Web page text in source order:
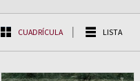
CUADRÍCULA LISTA